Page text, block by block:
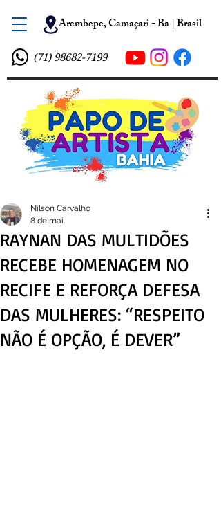
Arembepe, Camaçari - Ba | Brasil
(71) 98682-7199
RAYNAN DAS MULTIDÕES
RECEBE HOMENAGEM NO
RECIFE E REFORÇA DEFESA
DAS MULHERES: “RESPEITO
NÃO É OPÇÃO, É DEVER”
Nilson Carvalho
8 de mai.